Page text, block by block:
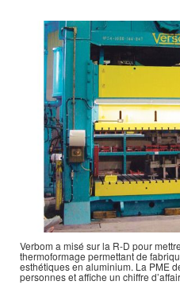
Verbom a misé sur la R-D pour
thermoformage permettant de
esthétiques en aluminium. La PME
personnes et affiche un chiffre